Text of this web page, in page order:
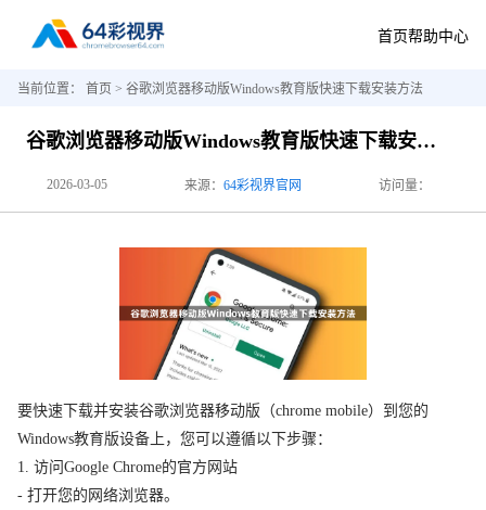
首页帮助中心
当前位置： 首页 > 谷歌浏览器移动版Windows教育版快速下载安装方法
谷歌浏览器移动版Windows教育版快速下载安装方法
2026-03-05 来源： 64彩视界官网 访问量：
要快速下载并安装谷歌浏览器移动版（chrome mobile）到您的
Windows教育版设备上，您可以遵循以下步骤：
1. 访问Google Chrome的官方网站
- 打开您的网络浏览器。